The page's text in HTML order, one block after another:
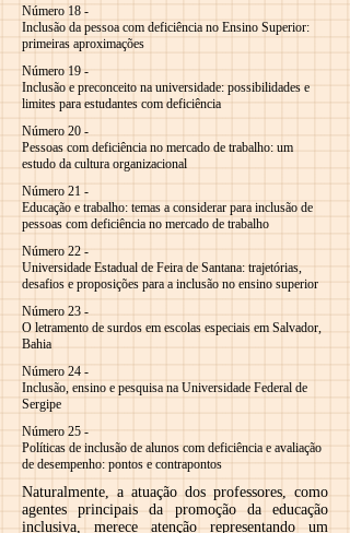
Número 18 -
Inclusão da pessoa com deficiência no Ensino Superior:
primeiras aproximações
Número 19 -
Inclusão e preconceito na universidade: possibilidades e
limites para estudantes com deficiência
Número 20 -
Pessoas com deficiência no mercado de trabalho: um
estudo da cultura organizacional
Número 21 -
Educação e trabalho: temas a considerar para inclusão de
pessoas com deficiência no mercado de trabalho
Número 22 -
Universidade Estadual de Feira de Santana: trajetórias,
desafios e proposições para a inclusão no ensino superior
Número 23 -
O letramento de surdos em escolas especiais em Salvador,
Bahia
Número 24 -
Inclusão, ensino e pesquisa na Universidade Federal de
Sergipe
Número 25 -
Políticas de inclusão de alunos com deficiência e avaliação
de desempenho: pontos e contrapontos
Naturalmente, a atuação dos professores, como
agentes principais da promoção da educação
inclusiva, merece atenção representando um